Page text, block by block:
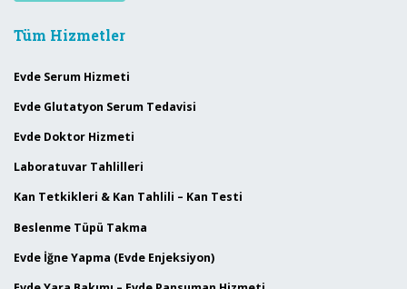
Tüm Hizmetler
Evde Serum Hizmeti
Evde Glutatyon Serum Tedavisi
Evde Doktor Hizmeti
Laboratuvar Tahlilleri
Kan Tetkikleri & Kan Tahlili – Kan Testi
Beslenme Tüpü Takma
Evde İğne Yapma (Evde Enjeksiyon)